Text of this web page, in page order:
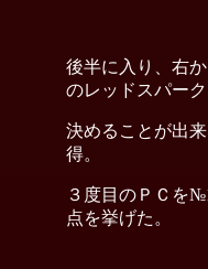
後半に入り、右
のレッドスパー
決めることが出
得。
３度目のＰＣを
点を挙げた。